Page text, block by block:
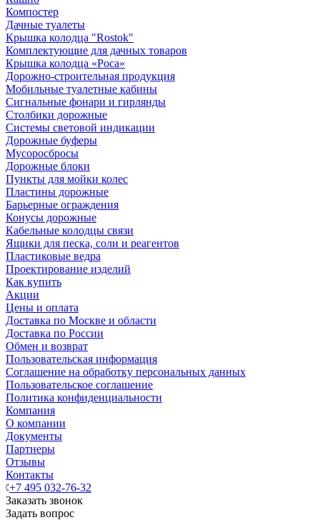
Компостер
Дачные туалеты
Крышка колодца "Rostok"
Комплектующие для дачных товаров
Крышка колодца «Роса»
Дорожно-строительная продукция
Мобильные туалетные кабины
Сигнальные фонари и гирлянды
Столбики дорожные
Системы световой индикации
Дорожные буферы
Мусоросбросы
Дорожные блоки
Пункты для мойки колес
Пластины дорожные
Барьерные ограждения
Конусы дорожные
Кабельные колодцы связи
Ящики для песка, соли и реагентов
Пластиковые ведра
Проектирование изделий
Как купить
Акции
Цены и оплата
Доставка по Москве и области
Доставка по России
Обмен и возврат
Пользовательская информация
Соглашение на обработку персональных данных
Пользовательское соглашение
Политика конфиденциальности
Компания
О компании
Документы
Партнеры
Отзывы
Контакты
+7 495 032-76-32
Заказать звонок
Задать вопрос